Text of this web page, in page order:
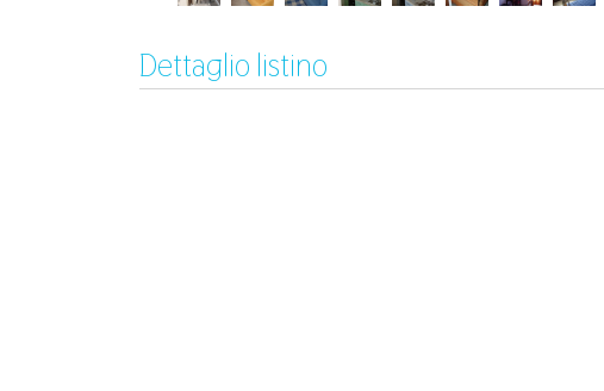
Dettaglio listino